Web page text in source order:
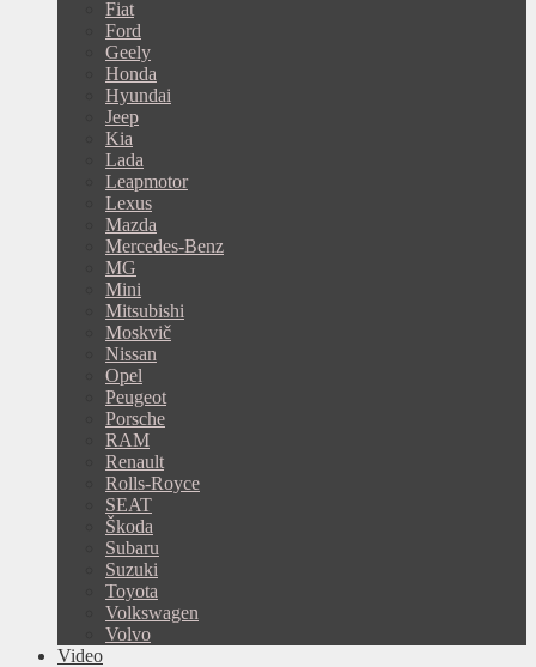
Fiat
Ford
Geely
Honda
Hyundai
Jeep
Kia
Lada
Leapmotor
Lexus
Mazda
Mercedes-Benz
MG
Mini
Mitsubishi
Moskvič
Nissan
Opel
Peugeot
Porsche
RAM
Renault
Rolls-Royce
SEAT
Škoda
Subaru
Suzuki
Toyota
Volkswagen
Volvo
Video